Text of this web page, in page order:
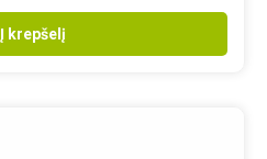
Į krepšelį